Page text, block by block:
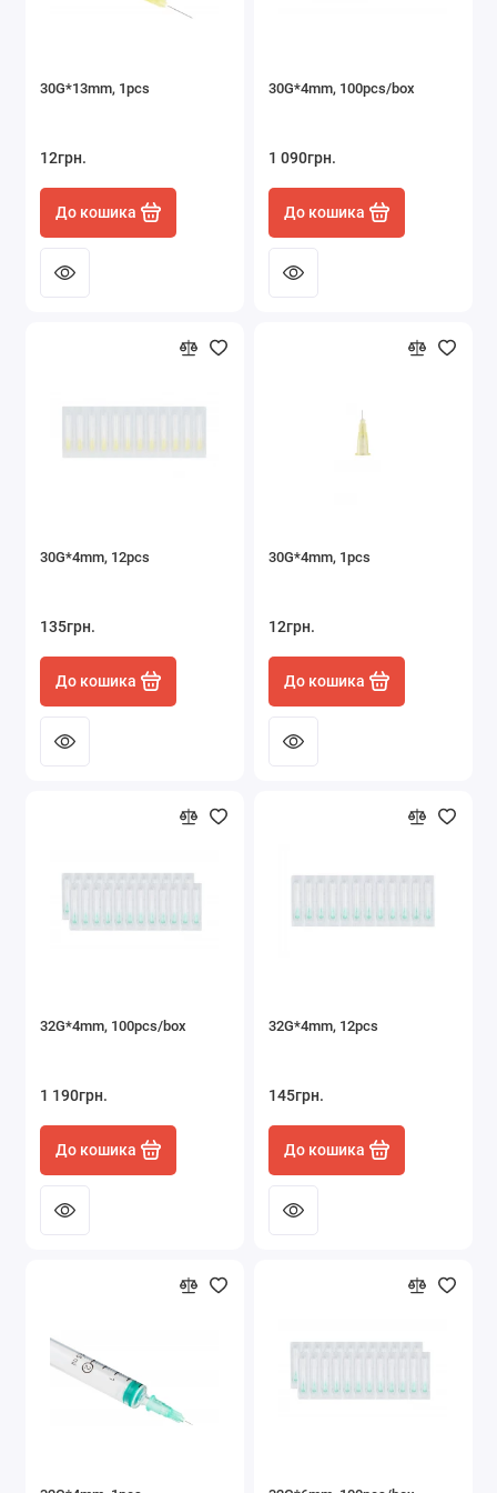
30G*13mm, 1pcs
12грн.
До кошика
30G*4mm, 100pcs/box
1 090грн.
До кошика
30G*4mm, 12pcs
135грн.
До кошика
30G*4mm, 1pcs
12грн.
До кошика
32G*4mm, 100pcs/box
1 190грн.
До кошика
32G*4mm, 12pcs
145грн.
До кошика